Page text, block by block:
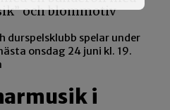
durspelsklubb spelar under
onsdag 24 juni kl. 19.
i